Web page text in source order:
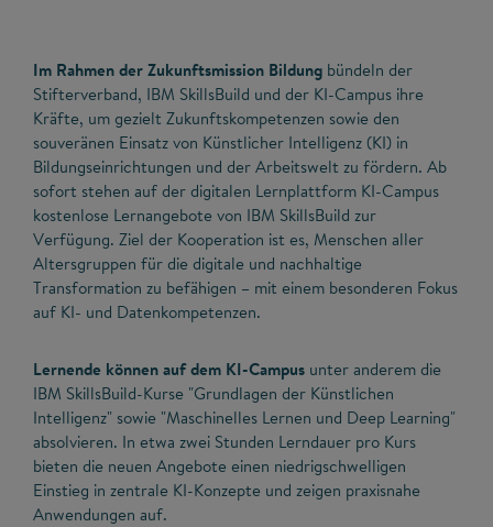
Im Rahmen der Zukunftsmission Bildung bündeln der
Stifterverband, IBM SkillsBuild und der KI-Campus ihre
Kräfte, um gezielt Zukunftskompetenzen sowie den
souveränen Einsatz von Künstlicher Intelligenz (KI) in
Bildungseinrichtungen und der Arbeitswelt zu fördern. Ab
sofort stehen auf der digitalen Lernplattform KI-Campus
kostenlose Lernangebote von IBM SkillsBuild zur
Verfügung. Ziel der Kooperation ist es, Menschen aller
Altersgruppen für die digitale und nachhaltige
Transformation zu befähigen – mit einem besonderen Fokus
auf KI- und Datenkompetenzen.
Lernende können auf dem KI-Campus unter anderem die
IBM SkillsBuild-Kurse "Grundlagen der Künstlichen
Intelligenz" sowie "Maschinelles Lernen und Deep Learning"
absolvieren. In etwa zwei Stunden Lerndauer pro Kurs
bieten die neuen Angebote einen niedrigschwelligen
Einstieg in zentrale KI-Konzepte und zeigen praxisnahe
Anwendungen auf.